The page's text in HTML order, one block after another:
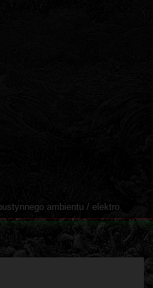
ambientu / elektro.